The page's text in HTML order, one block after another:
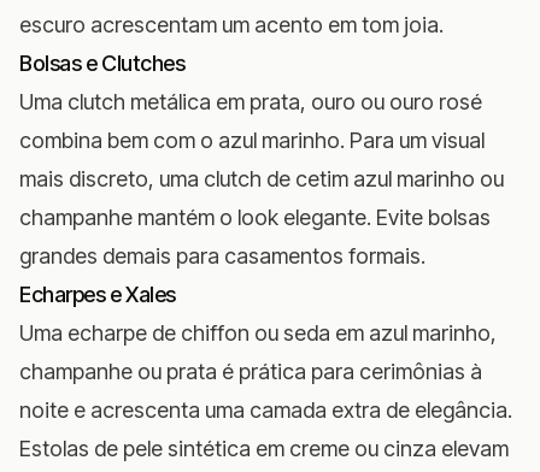
escuro acrescentam um acento em tom joia.
Bolsas e Clutches
Uma clutch metálica em prata, ouro ou ouro rosé
combina bem com o azul marinho. Para um visual
mais discreto, uma clutch de cetim azul marinho ou
champanhe mantém o look elegante. Evite bolsas
grandes demais para casamentos formais.
Echarpes e Xales
Uma echarpe de chiffon ou seda em azul marinho,
champanhe ou prata é prática para cerimônias à
noite e acrescenta uma camada extra de elegância.
Estolas de pele sintética em creme ou cinza elevam